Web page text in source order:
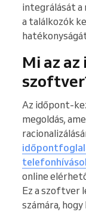
integrálását a
a találkozók
Mi az
Az időpont-
megoldás,
online
Ez a szoftver
számára,